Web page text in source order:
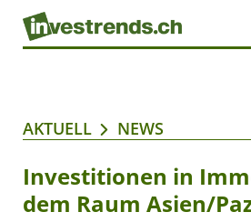
AKTUELL NEWS
Investitionen in
dem Raum Asien/